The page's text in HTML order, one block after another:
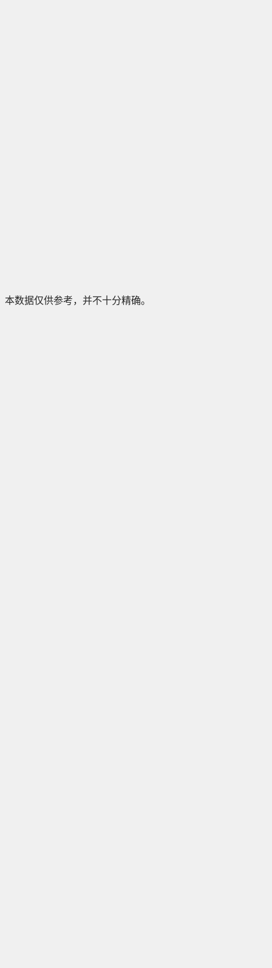
本数据仅供参考，并不十分精确。